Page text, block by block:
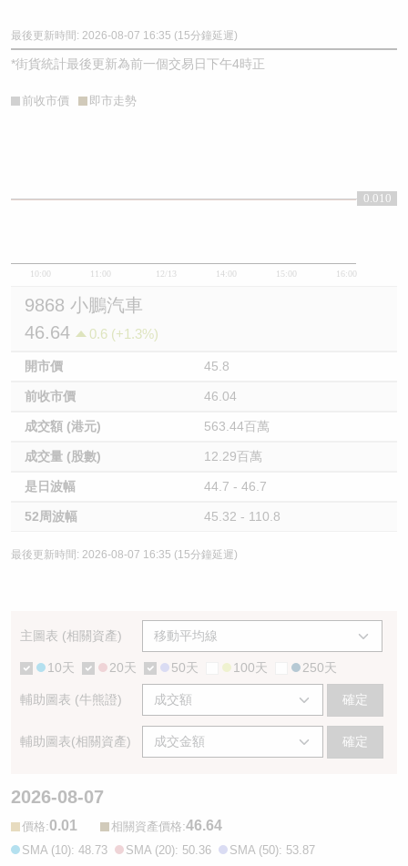
最後更新時間: 2026-08-07 16:35 (15分鐘延遲)
*街貨統計最後更新為前一個交易日下午4時正
前收市價 即市走勢
10:00 11:00 12/13 14:00 15:00 16:00
0.01
0.010
9868 小鵬汽車
46.64
0.6 (+1.3%)
開市價 45.8
前收市價 46.04
成交額 (港元) 563.44百萬
成交量 (股數) 12.29百萬
是日波幅 44.7 - 46.7
52周波幅 45.32 - 110.8
最後更新時間: 2026-08-07 16:35 (15分鐘延遲)
主圖表 (相關資產)
10天 20天 50天 100天 250天
輔助圖表 (牛熊證) 確定
輔助圖表(相關資產) 確定
2026-08-07
價格:0.01 相關資產價格:46.64
SMA (10): 48.73 SMA (20): 50.36 SMA (50): 53.87